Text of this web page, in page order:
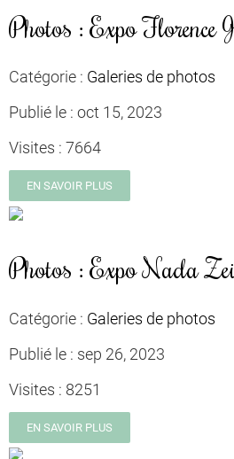
Photos : Expo Florence
Catégorie : Galeries de photos
Publié le : oct 15, 2023
Visites : 7664
EN SAVOIR PLUS
Photos : Expo Nada
Catégorie : Galeries de photos
Publié le : sep 26, 2023
Visites : 8251
EN SAVOIR PLUS